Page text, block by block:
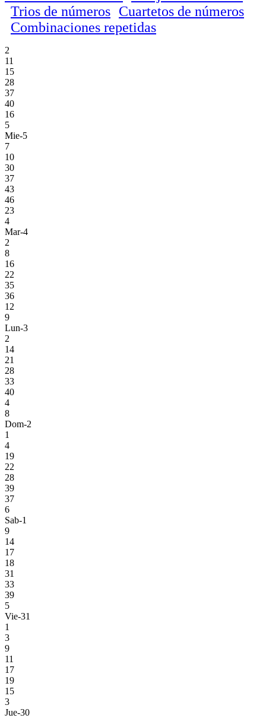
Trios de números Cuartetos de números
Combinaciones repetidas
2
11
15
28
37
40
16
5
Mie-5
7
10
30
37
43
46
23
4
Mar-4
2
8
16
22
35
36
12
9
Lun-3
2
14
21
28
33
40
4
8
Dom-2
1
4
19
22
28
39
37
6
Sab-1
9
14
17
18
31
33
39
5
Vie-31
1
3
9
11
17
19
15
3
Jue-30